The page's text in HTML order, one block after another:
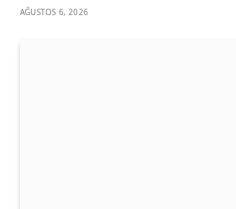
AĞUSTOS 6, 2026